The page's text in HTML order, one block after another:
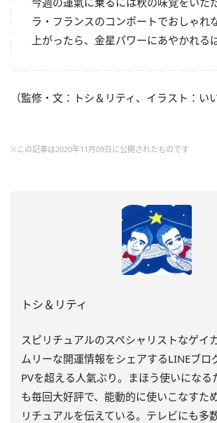
ラ・フランスのコンポートでおしゃれ
上がったら、金星パワーにあやかれる
（監修・文：トシ＆リティ、イラスト：い
※この記事は2020年11月09日に公開されたものです
トシ＆リティ
スピリチュアルのスペシャリストなゲイ
ムリーな開運情報をシェアするLINEブロ
PVを超える人氣ぶり。まほう使いになる
も毎回大好評で、能動的に使いこなすた
リチュアルを伝えている。テレビにも多